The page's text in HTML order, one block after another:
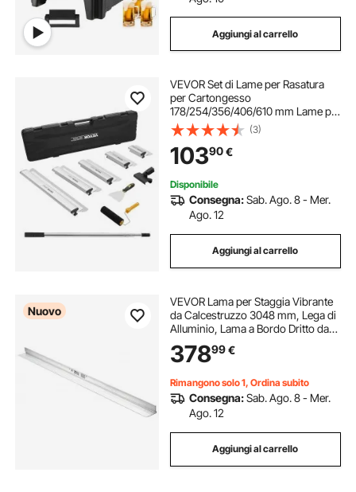
Aggiungi al carrello
VEVOR Set di Lame per Rasatura
per Cartongesso
178/254/356/406/610 mm Lame per
Rasatura, Manico di Estensione
862-2072 mm Coltello in Acciaio
Inossidabile Utensili, per Pannello
Murale, Cartongesso
(3)
10390€
Disponibile
Consegna:Sab. Ago. 8 - Mer.
Ago. 12
Aggiungi al carrello
Nuovo
VEVOR Lama per Staggia Vibrante
da Calcestruzzo 3048 mm, Lega di
Alluminio, Lama a Bordo Dritto da
135 mm, Copertura Estesa, Lama di
Ricambio per Vialetti, Patio,
37899€
Rimangono solo 1, Ordina subito
Consegna:Sab. Ago. 8 - Mer.
Ago. 12
Aggiungi al carrello